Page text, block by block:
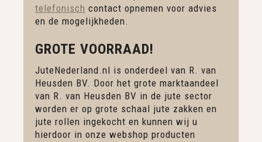
telefonisch contact opnemen voor advies
en de mogelijkheden.
GROTE VOORRAAD!
JuteNederland.nl is onderdeel van R. van
Heusden BV. Door het grote marktaandeel
van R. van Heusden BV in de jute sector
worden er op grote schaal jute zakken en
jute rollen ingekocht en kunnen wij u
hierdoor in onze webshop producten